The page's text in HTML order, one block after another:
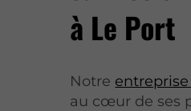
à Le Port
Notre
au cœur de ses